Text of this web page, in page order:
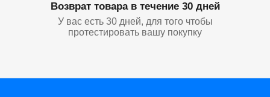
Возврат товара в течение 30 дней
У вас есть 30 дней, для того чтобы
протестировать вашу покупку